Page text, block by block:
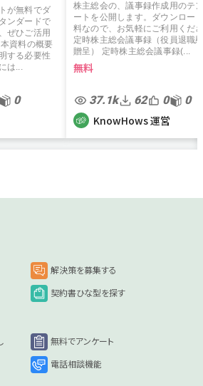
が無料でダ
ンダードで
ぜひご活用
資料の概要
する必要性
は...
0
株主総会の、議事録作成用のテ
ートを公開します。ダウンロー
料なので、お気軽にご利用くだ
定時株主総会議事録（役員退職
贈呈） 定時株主総会議事録(...
無料
37.1k 62 0 0
KnowHows 運営
解決策を募集する
契約書ひな型を探す
無料でアンケート
電話相談機能